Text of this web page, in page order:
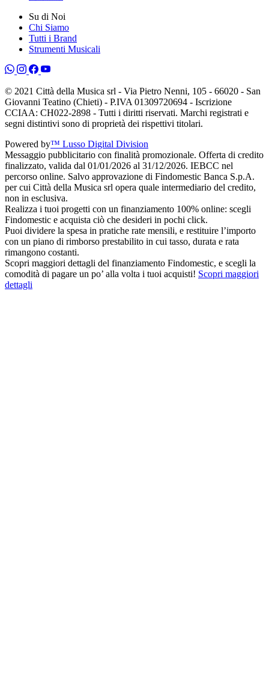
Su di Noi
Chi Siamo
Tutti i Brand
Strumenti Musicali
© 2021 Città della Musica srl - Via Pietro Nenni, 105 - 66020 - San
Giovanni Teatino (Chieti) - P.IVA 01309720694 - Iscrizione
CCIAA: CH022-2898 - Tutti i diritti riservati. Marchi registrati e
segni distintivi sono di proprietà dei rispettivi titolari.
Powered by™ Lusso Digital Division
Messaggio pubblicitario con finalità promozionale. Offerta di credito
finalizzato, valida dal 01/01/2026 al 31/12/2026. IEBCC nel
percorso online. Salvo approvazione di Findomestic Banca S.p.A.
per cui Città della Musica srl opera quale intermediario del credito,
non in esclusiva.
Realizza i tuoi progetti con un finanziamento 100% online: scegli
Findomestic e acquista ciò che desideri in pochi click.
Puoi dividere la spesa in pratiche rate mensili, e restituire l’importo
con un piano di rimborso prestabilito in cui tasso, durata e rata
rimangono costanti.
Scopri maggiori dettagli del finanziamento Findomestic, e scegli la
comodità di pagare un po’ alla volta i tuoi acquisti! Scopri maggiori
dettagli